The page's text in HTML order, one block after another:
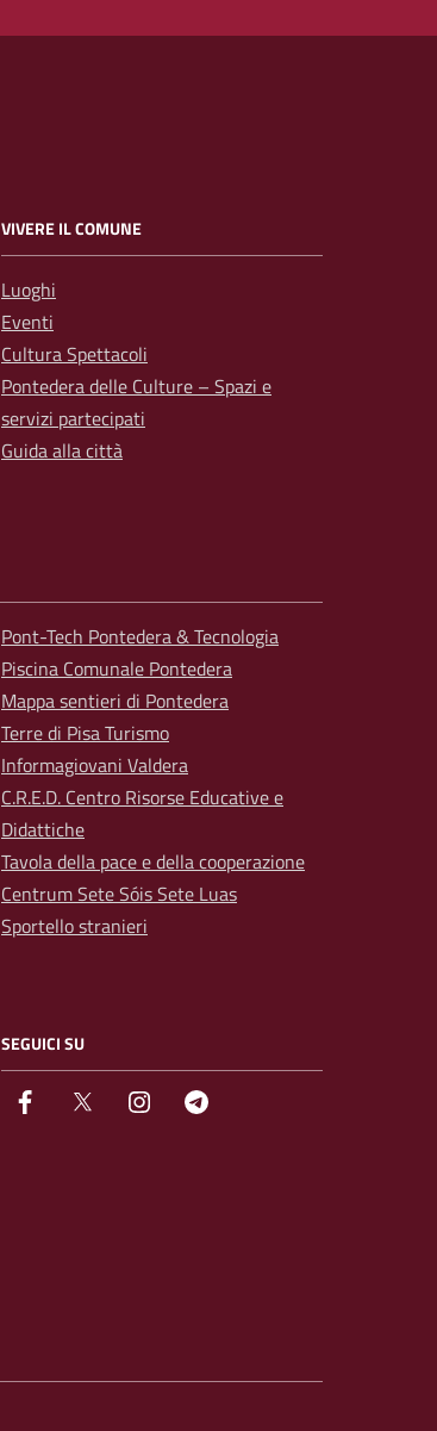
VIVERE IL COMUNE
Luoghi
Eventi
Cultura Spettacoli
Pontedera delle Culture – Spazi e
servizi partecipati
Guida alla città
Pont-Tech Pontedera & Tecnologia
Piscina Comunale Pontedera
Mappa sentieri di Pontedera
Terre di Pisa Turismo
Informagiovani Valdera
C.R.E.D. Centro Risorse Educative e
Didattiche
Tavola della pace e della cooperazione
Centrum Sete Sóis Sete Luas
Sportello stranieri
SEGUICI SU
facebook Twitter instagram